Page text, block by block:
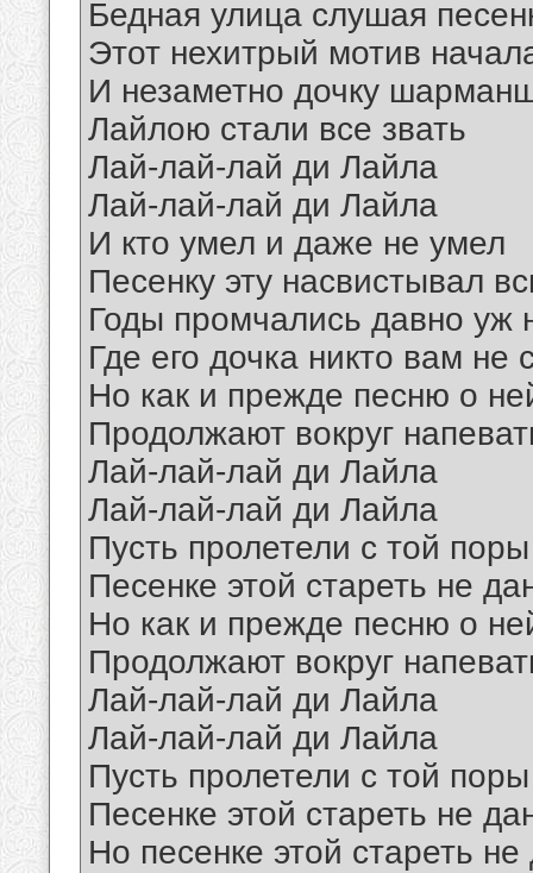
Бедная улица слушая
Этот нехитрый мотив
И незаметно дочку
Лайлою стали все звать
Лай-лай-лай ди Лайла
Лай-лай-лай ди Лайла
И кто умел и даже не умел
Песенку эту насвистывал
Годы промчались давно уж
Где его дочка никто вам не
Но как и прежде песню о
Продолжают вокруг
Лай-лай-лай ди Лайла
Лай-лай-лай ди Лайла
Пусть пролетели с той поры
Песенке этой стареть не
Но как и прежде песню о
Продолжают вокруг
Лай-лай-лай ди Лайла
Лай-лай-лай ди Лайла
Пусть пролетели с той поры
Песенке этой стареть не
Но песенке этой стареть не